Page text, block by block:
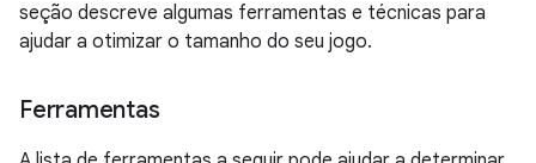
seção descreve algumas ferramentas e técnicas para
ajudar a otimizar o tamanho do seu jogo.
Ferramentas